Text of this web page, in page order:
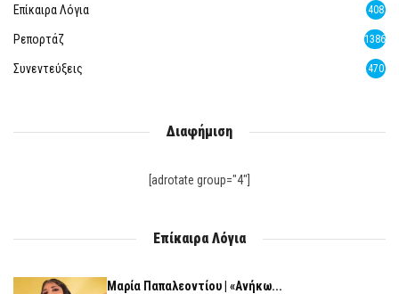
Επίκαιρα Λόγια 408
Ρεπορτάζ 1386
Συνεντεύξεις 470
Διαφήμιση
[adrotate group="4"]
Επίκαιρα Λόγια
Μαρία Παπαλεοντίου | «Ανήκω...